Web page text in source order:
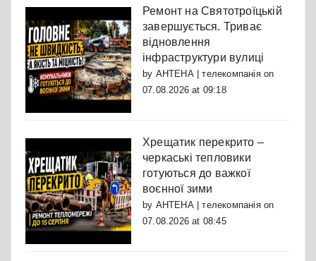
Ремонт на Святотроїцькій
завершується. Триває
відновлення
інфраструктури вулиці
by АНТЕНА | телекомпаніяon
07.08.2026 at 09:18
Хрещатик перекрито –
черкаські тепловики
готуються до важкої
воєнної зими
by АНТЕНА | телекомпаніяon
07.08.2026 at 08:45